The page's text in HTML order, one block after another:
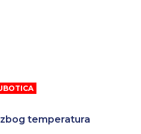
temperatura